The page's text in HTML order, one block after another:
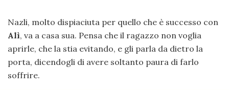
Nazli, molto dispiaciuta per quello che è successo con
Alì, va a casa sua. Pensa che il ragazzo non voglia
aprirle, che la stia evitando, e gli parla da dietro la
porta, dicendogli di avere soltanto paura di farlo
soffrire.